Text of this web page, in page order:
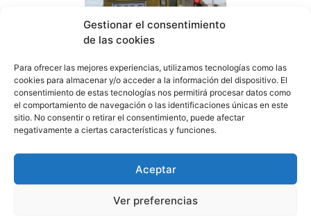
Gestionar el consentimiento
de las cookies
Para ofrecer las mejores experiencias, utilizamos tecnologías como las
cookies para almacenar y/o acceder a la información del dispositivo. El
consentimiento de estas tecnologías nos permitirá procesar datos como
el comportamiento de navegación o las identificaciones únicas en este
sitio. No consentir o retirar el consentimiento, puede afectar
negativamente a ciertas características y funciones.
Aceptar
Ver preferencias
100×100 Unidos reclama la eliminación del peaje de
la AP-7 y denuncia el «abandono» del Campo de
Gibraltar
07/08/2026